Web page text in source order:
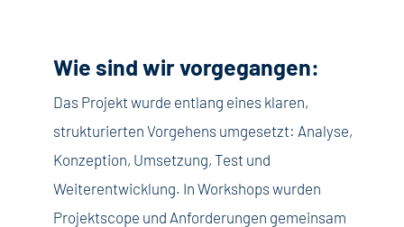
Wie sind wir vorgegangen:
Das Projekt wurde entlang eines klaren,
strukturierten Vorgehens umgesetzt: Analyse,
Konzeption, Umsetzung, Test und
Weiterentwicklung. In Workshops wurden
Projektscope und Anforderungen gemeinsam